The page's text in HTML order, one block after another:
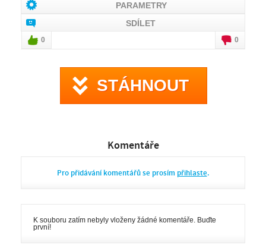
PARAMETRY
SDÍLET
0 0
STÁHNOUT
Komentáře
Pro přidávání komentářů se prosím přihlaste.
K souboru zatím nebyly vloženy žádné komentáře. Buďte
první!